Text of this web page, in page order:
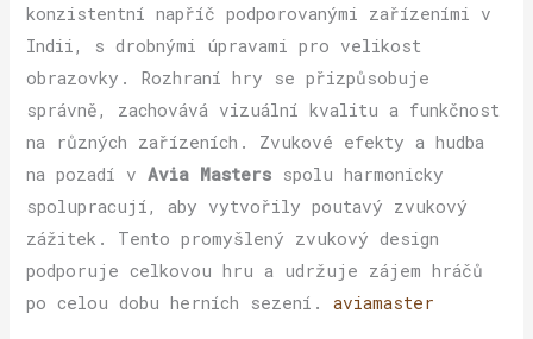
konzistentní napříč podporovanými zařízeními v
Indii, s drobnými úpravami pro velikost
obrazovky. Rozhraní hry se přizpůsobuje
správně, zachovává vizuální kvalitu a funkčnost
na různých zařízeních. Zvukové efekty a hudba
na pozadí vAvia Masters spolu harmonicky
spolupracují, aby vytvořily poutavý zvukový
zážitek. Tento promyšlený zvukový design
podporuje celkovou hru a udržuje zájem hráčů
po celou dobu herních sezení.aviamaster